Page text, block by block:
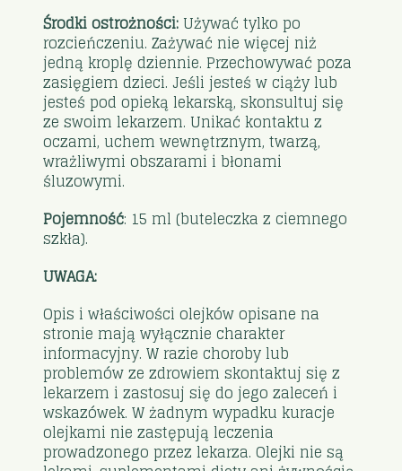
Środki ostrożności:Używać tylko po
rozcieńczeniu. Zażywać nie więcej niż
jedną kroplę dziennie. Przechowywać poza
zasięgiem dzieci. Jeśli jesteś w ciąży lub
jesteś pod opieką lekarską, skonsultuj się
ze swoim lekarzem. Unikać kontaktu z
oczami, uchem wewnętrznym, twarzą,
wrażliwymi obszarami i błonami
śluzowymi.
Pojemność: 15 ml (buteleczka z ciemnego
szkła).
UWAGA:
Opis i właściwości olejków opisane na
stronie mają wyłącznie charakter
informacyjny. W razie choroby lub
problemów ze zdrowiem skontaktuj się z
lekarzem i zastosuj się do jego zaleceń i
wskazówek. W żadnym wypadku kuracje
olejkami nie zastępują leczenia
prowadzonego przez lekarza. Olejki nie są